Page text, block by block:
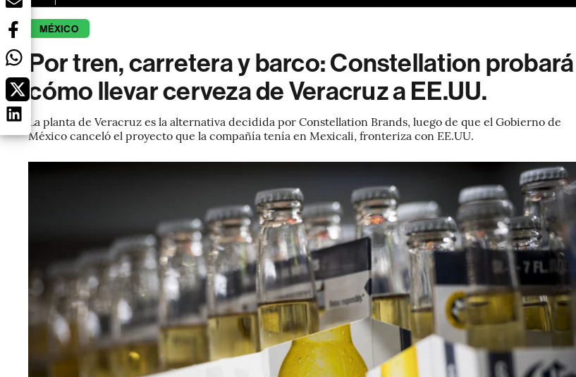
MÉXICO
Por tren, carretera y barco: Constellation probará
cómo llevar cerveza de Veracruz a EE.UU.
La planta de Veracruz es la alternativa decidida por Constellation Brands, luego de que el Gobierno de
México canceló el proyecto que la compañía tenía en Mexicali, fronteriza con EE.UU.